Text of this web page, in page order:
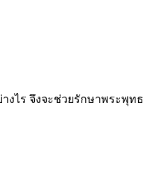
งไร จึงจะช่วยรักษาพระพุท